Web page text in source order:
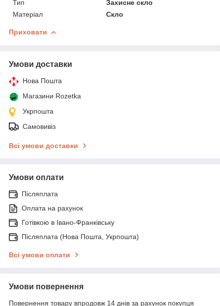
Тип
Захисне скло
Матеріал
Скло
Приховати
Умови доставки
Нова Пошта
Магазини Rozetka
Укрпошта
Самовивіз
Всі умови доставки
Умови оплати
Післяплата
Оплата на рахунок
Готівкою в Івано-Франківську
Післяплата (Нова Пошта, Укрпошта)
Всі умови оплати
Умови повернення
Повернення товару впродовж 14 днів за рахунок покупця